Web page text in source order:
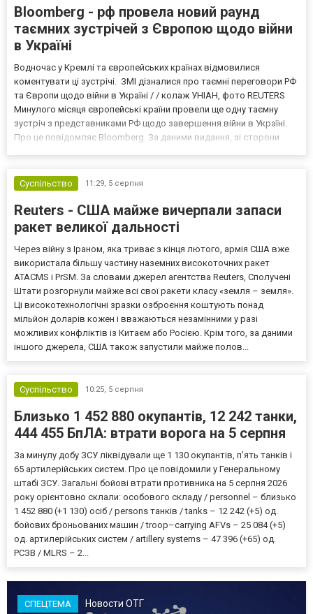
Bloomberg - рф провела новий раунд
таємних зустрічей з Європою щодо війни
в Україні
Водночас у Кремлі та європейських країнах відмовилися
коментувати ці зустрічі. ЗМІ дізналися про таємні переговори РФ
та Європи щодо війни в Україні / / колаж УНІАН, фото REUTERS
Минулого місяця європейські країни провели ще одну таємну
зустріч з представниками РФ щодо завершення війни в Україні.
Про це повідомляє Bloomberg. За даними видання, зі сторони
Суспільство
11:29, 5 серпня
Reuters - США майже вичерпали запаси
ракет великої дальності
Через війну з Іраном, яка триває з кінця лютого, армія США вже
використала більшу частину наземних високоточних ракет
ATACMS і PrSM. За словами джерел агентства Reuters, Сполучені
Штати розгорнули майже всі свої ракети класу «земля – земля».
Ці високотехнологічні зразки озброєння коштують понад
мільйон доларів кожен і вважаються незамінними у разі
можливих конфліктів із Китаєм або Росією. Крім того, за даними
іншого джерела, США також запустили майже полов...
Суспільство 10:25, 5 серпня
Близько 1 452 880 окупантів, 12 242 танки,
444 455 БпЛА: втрати ворога на 5 серпня
За минулу добу ЗСУ ліквідували ще 1 130 окупантів, пʼять танків і
65 артилерійських систем. Про це повідомили у Генеральному
штабі ЗСУ. Загальні бойові втрати противника на 5 серпня 2026
року орієнтовно склали: особового складу / personnel – близько
1 452 880 (+1 130) осіб / persons танків / tanks – 12 242 (+5) од.
бойових броньованих машин / troop–carrying AFVs – 25 084 (+5)
од. артилерійських систем / artillery systems – 47 396 (+65) од.
РСЗВ / MLRS – 2...
СПЕЦТЕМА Новости ОТГ